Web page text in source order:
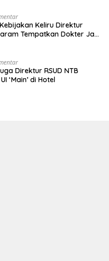
Keliru Direktur
Tempatkan Dokter Jadi
Direktur RSUD NTB
‘Main’ di Hotel